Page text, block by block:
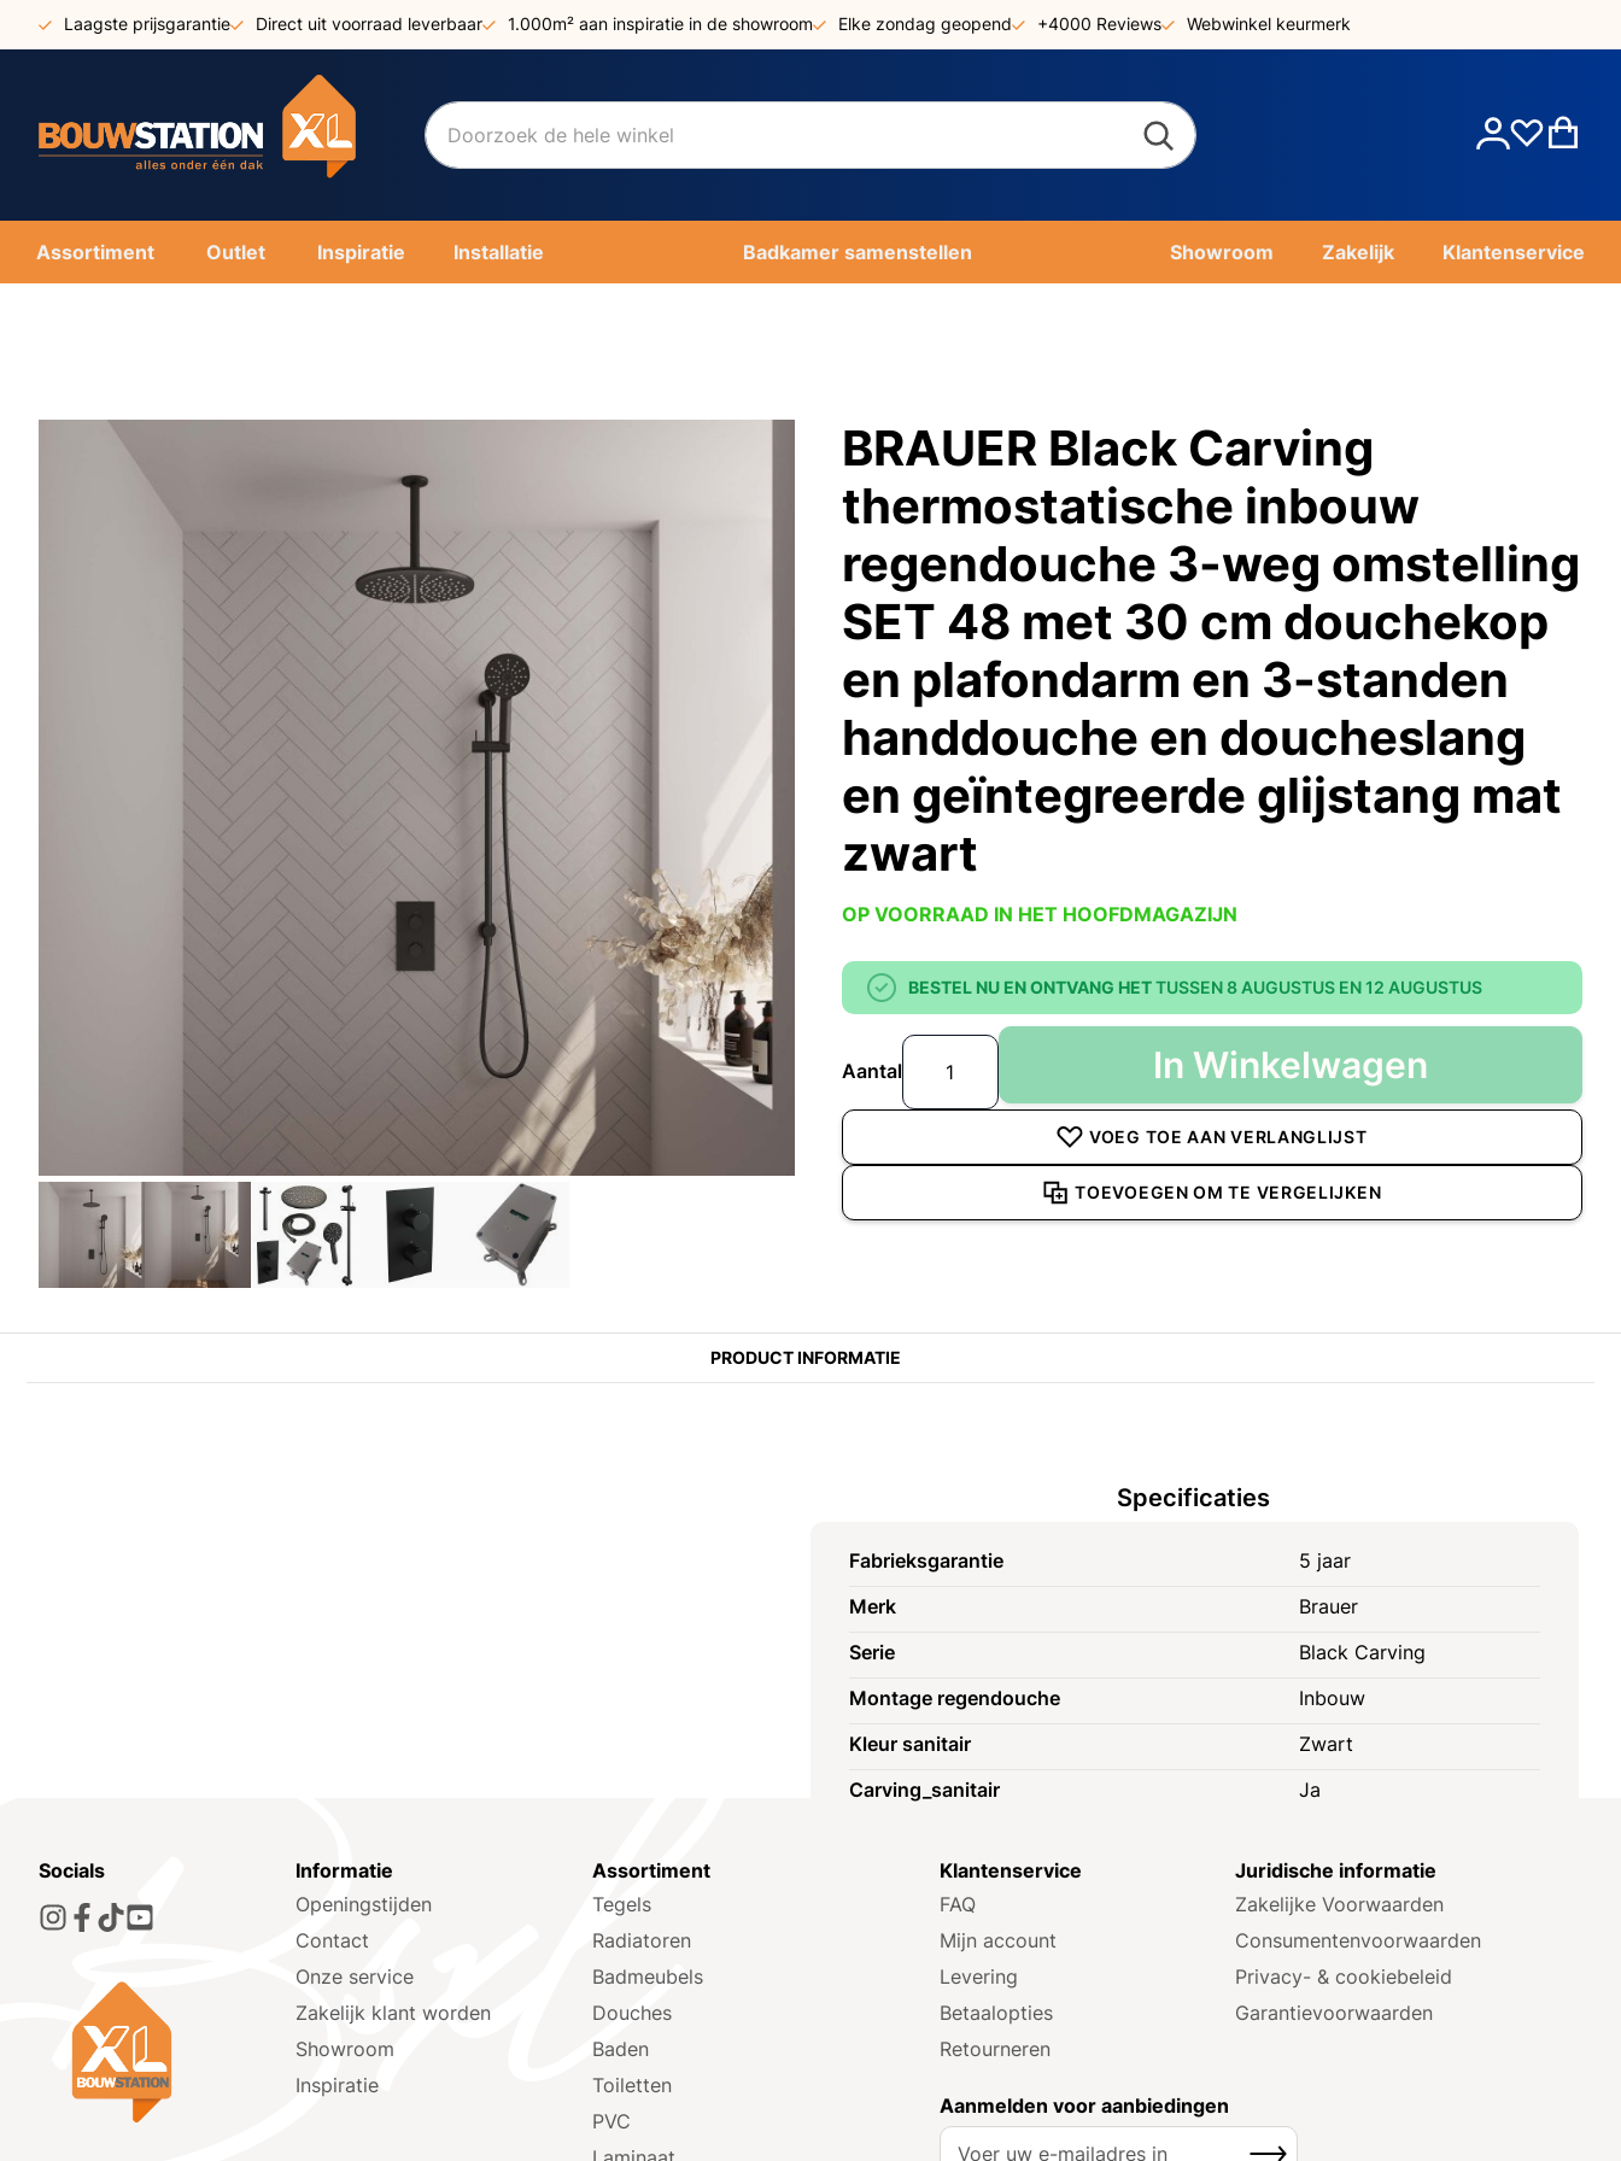
Ga
naar
Laagste prijsgarantie Direct uit voorraad leverbaar 1.000m² aan inspiratie in de showroom Elke zondag geopend +4000 Reviews Webwinkel keurmerk
Account
Assortiment Outlet Inspiratie Installatie Badkamer samenstellen Showroom Zakelijk Klantenservice
BRAUER Black Carving
thermostatische inbouw
regendouche 3-weg omstelling
SET 48 met 30 cm douchekop
en plafondarm en 3-standen
handdouche en doucheslang
en geïntegreerde glijstang mat
zwart
OP VOORRAAD IN HET HOOFDMAGAZIJN
BESTEL NU EN ONTVANG HETTUSSEN 8 AUGUSTUS EN 12 AUGUSTUS
Aantal In Winkelwagen
VOEG TOE AAN VERLANGLIJST
TOEVOEGEN OM TE VERGELIJKEN
PRODUCT INFORMATIE
Specificaties
Fabrieksgarantie
5 jaar
Merk
Brauer
Serie
Black Carving
Montage regendouche
Inbouw
Kleur sanitair
Zwart
Carving_sanitair
Ja
Socials
Informatie
Openingstijden
Contact
Onze service
Zakelijk klant worden
Showroom
Inspiratie
Assortiment
Tegels
Radiatoren
Badmeubels
Douches
Baden
Toiletten
PVC
Klantenservice
FAQ
Mijn account
Levering
Betaalopties
Retourneren
Juridische informatie
Zakelijke Voorwaarden
Consumenten­voorwaarden
Privacy- & cookiebeleid
Garantie­voorwaarden
Aanmelden voor aanbiedingen
A
Inschrijven